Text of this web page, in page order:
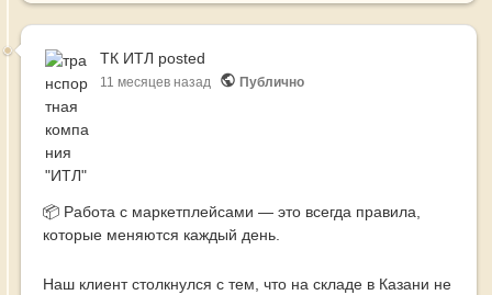
ТК ИТЛ posted
11 месяцев назад Публично
📦 Работа с маркетплейсами — это всегда правила,
которые меняются каждый день.
Наш клиент столкнулся с тем, что на складе в Казани не